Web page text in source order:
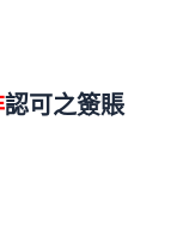
認可之簽賬